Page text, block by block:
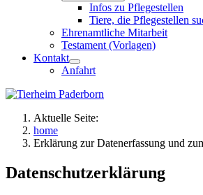
Infos zu Pflegestellen
Tiere, die Pflegestellen
Ehrenamtliche Mitarbeit
Testament (Vorlagen)
Kontakt
Anfahrt
Aktuelle Seite:
home
Erklärung zur Datenerfassung und
Datenschutzerklärung